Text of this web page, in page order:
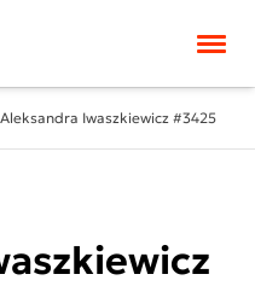
Aleksandra Iwaszkiewicz #3425